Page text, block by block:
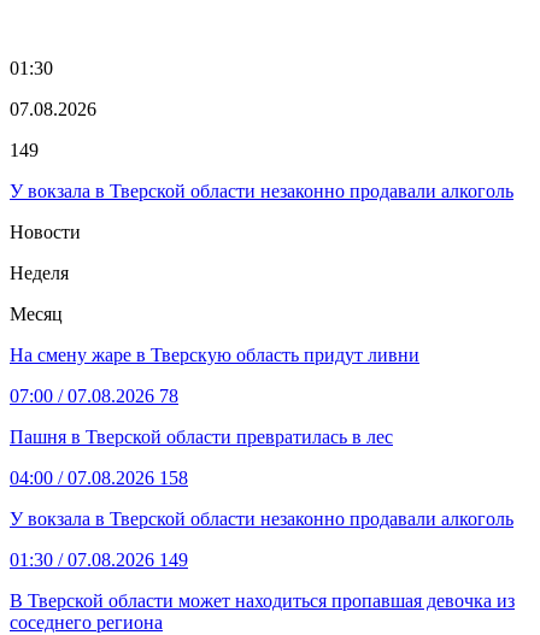
01:30
07.08.2026
149
У вокзала в Тверской области незаконно продавали алкоголь
Новости
Неделя
Месяц
На смену жаре в Тверскую область придут ливни
07:00 / 07.08.2026 78
Пашня в Тверской области превратилась в лес
04:00 / 07.08.2026 158
У вокзала в Тверской области незаконно продавали алкоголь
01:30 / 07.08.2026 149
В Тверской области может находиться пропавшая девочка из
соседнего региона